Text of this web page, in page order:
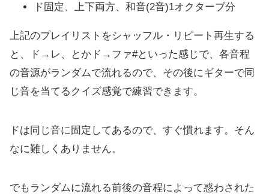
ド固定、上下両方、和音(2音)1オクターブ分
上記のプレイリストをシャッフル・リピート再生する
と、ド→レ、とかド→ファ#といった感じで、各音程
の音源がランダムで流れるので、その後にギターで同
じ音を当てるクイズ感覚で練習できます。
ドは同じ音に固定してあるので、すぐ慣れます。そん
なに難しくありません。
でもランダムに流れる前後の音程によって惑わされた